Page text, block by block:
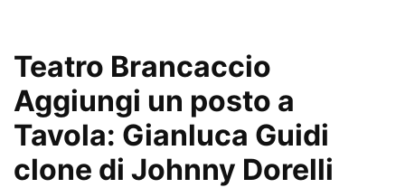
Teatro Brancaccio
Aggiungi un posto a
Tavola: Gianluca Guidi
clone di Johnny Dorelli